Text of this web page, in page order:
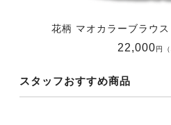
花柄 マオカラーブラウ
22,000円
スタッフおすすめ商品